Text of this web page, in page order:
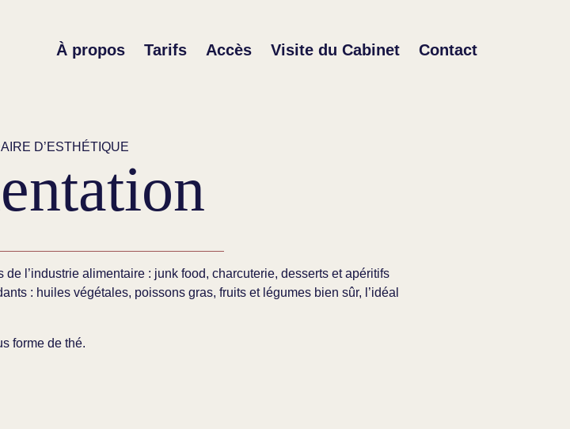
À propos Tarifs Accès Visite du Cabinet Contact
D’ESTHÉTIQUE
l’industrie alimentaire : junk food, charcuterie, desserts et apéritifs
: huiles végétales, poissons gras, fruits et légumes bien sûr, l’idéal
forme de thé.